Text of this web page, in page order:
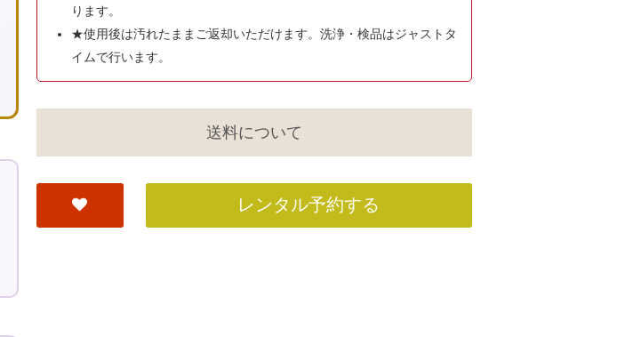
ります。
★使用後は汚れたままご返却いただけます。洗浄・検品はジャストタ
イムで行います。
送料について
レンタル予約する